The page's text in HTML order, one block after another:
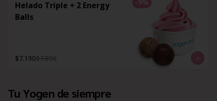
-9%
Helado Triple + 2 Energy
Balls
$7.190$7.890
Tu Yogen de siempre